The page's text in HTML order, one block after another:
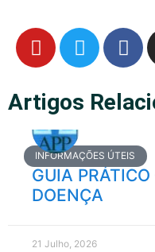
Artigos
INFORMAÇÕES ÚTEIS
GUIA
DOENÇA
21 Julho, 2026